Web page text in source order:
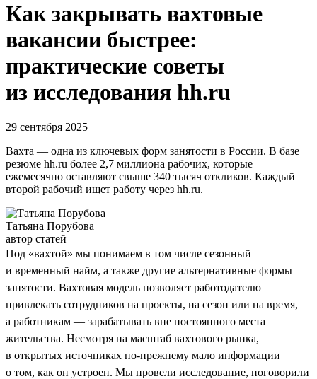
Как закрывать вахтовые
вакансии быстрее:
практические советы
из исследования hh.ru
29 сентября 2025
Вахта — одна из ключевых форм занятости в России. В базе
резюме hh.ru более 2,7 миллиона рабочих, которые
ежемесячно оставляют свыше 340 тысяч откликов. Каждый
второй рабочий ищет работу через hh.ru.
Татьяна Порубова
автор статей
Под «вахтой» мы понимаем в том числе сезонный
и временный найм, а также другие альтернативные формы
занятости. Вахтовая модель позволяет работодателю
привлекать сотрудников на проекты, на сезон или на время,
а работникам — зарабатывать вне постоянного места
жительства. Несмотря на масштаб вахтового рынка,
в открытых источниках по-прежнему мало информации
о том, как он устроен. Мы провели исследование, поговорили